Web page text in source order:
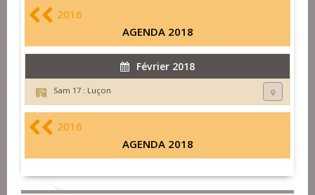
2016
AGENDA 2018
Février 2018
Sam 17 : Luçon
2016
AGENDA 2018